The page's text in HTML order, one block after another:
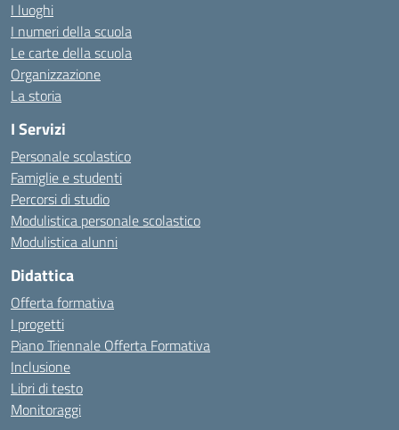
I luoghi
I numeri della scuola
Le carte della scuola
Organizzazione
La storia
I Servizi
Personale scolastico
Famiglie e studenti
Percorsi di studio
Modulistica personale scolastico
Modulistica alunni
Didattica
Offerta formativa
I progetti
Piano Triennale Offerta Formativa
Inclusione
Libri di testo
Monitoraggi